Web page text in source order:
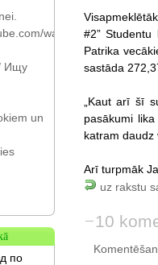
#2” Studentu
Patrika
sastāda
„Kaut arī šī
pasākumi
katram daudz
Arī turpmāk
uz rakstu
10
watch?
Ищу
un
по